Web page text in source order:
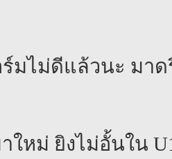
มไม่ดีแล้วนะ มาด
ใหม่ ยิงไม่อั้นใน